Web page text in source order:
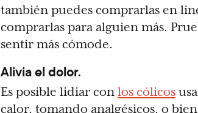
también puedes comprarlas en
comprarlas para alguien más.
sentir más cómode.
Alivia el dolor.
Es posible lidiar con los cólicos
calor, tomando analgésicos, o